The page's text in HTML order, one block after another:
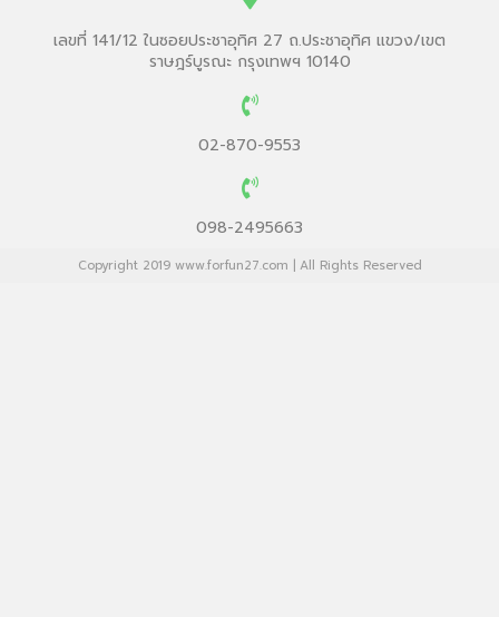
เลขที่ 141/12 ในซอยประชาอุทิศ 27 ถ.ประชาอุทิศ แขวง/เขต
ราษฎร์บูรณะ กรุงเทพฯ 10140
02-870-9553
098-2495663
Copyright 2019 www.forfun27.com | All Rights Reserved